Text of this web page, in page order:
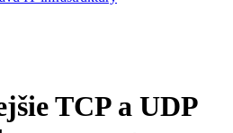
TCP a UDP